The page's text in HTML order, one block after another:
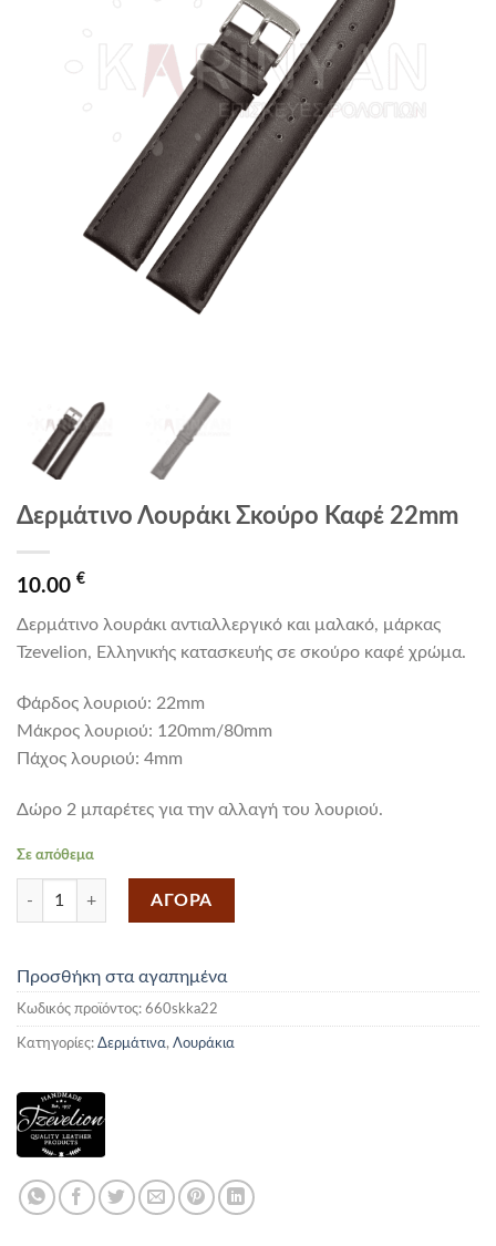
Δερμάτινο Λουράκι Σκούρο Καφέ 22mm
10.00 €
Δερμάτινο λουράκι αντιαλλεργικό και μαλακό, μάρκας
Tzevelion, Ελληνικής κατασκευής σε σκούρο καφέ χρώμα.
Φάρδος λουριού: 22mm
Mάκρος λουριού: 120mm/80mm
Πάχος λουριού: 4mm
Δώρο 2 μπαρέτες για την αλλαγή του λουριού.
Σε απόθεμα
Δερμάτινο Λουράκι Σκούρο Καφέ 22mm ποσότητα
ΑΓΟΡΑ
Προσθήκη στα αγαπημένα
Κωδικός προϊόντος: 660skka22
Κατηγορίες: Δερμάτινα, Λουράκια